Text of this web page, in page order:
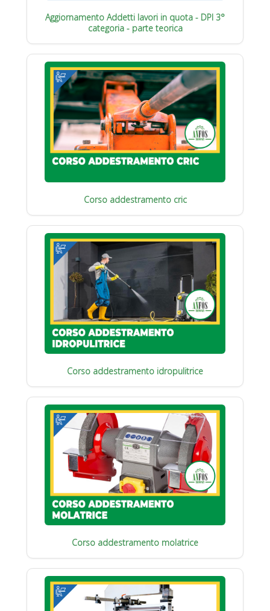
Aggiornamento Addetti lavori in quota - DPI 3°
categoria - parte teorica
Corso addestramento cric
Corso addestramento idropulitrice
Corso addestramento molatrice